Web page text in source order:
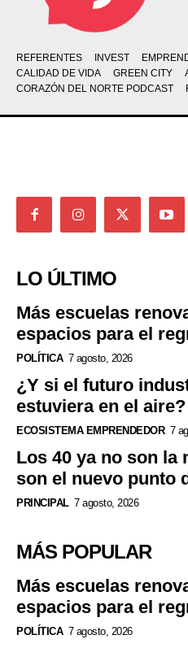
REFERENTES INVEST
CALIDAD DE VIDA
GREEN CITY
CORAZÓN DEL NORTE PODCAST
LO ÚLTIMO
Más escuelas
espacios para el
POLÍTICA 7 agosto, 2026
¿Y si el futuro
estuviera en el aire?
ECOSISTEMA EMPRENDEDOR 7
Los 40 ya no son la
son el nuevo punto
PRINCIPAL 7 agosto, 2026
MÁS POPULAR
Más escuelas
espacios para el
POLÍTICA 7 agosto, 2026